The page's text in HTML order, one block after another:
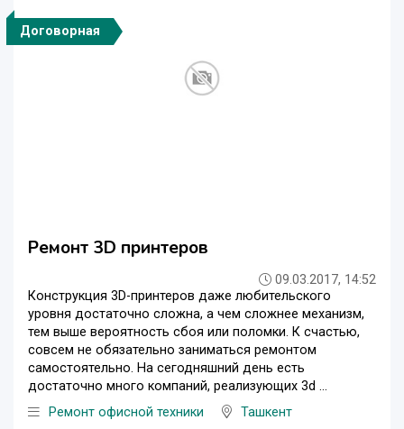
Договорная
Ремонт 3D принтеров
09.03.2017, 14:52
Конструкция 3D-принтеров даже любительского
уровня достаточно сложна, а чем сложнее механизм,
тем выше вероятность сбоя или поломки. К счастью,
совсем не обязательно заниматься ремонтом
самостоятельно. На сегодняшний день есть
достаточно много компаний, реализующих 3d ...
Ремонт офисной техники
Ташкент